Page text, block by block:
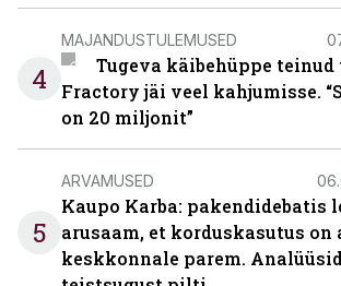
4
MAJANDUSTULEMUSED
Tugeva käibehüppe
Fractory jäi veel kahjumisse.
on 20 miljonit”
5
ARVAMUSED
Kaupo Karba: pakendidebatis
arusaam, et korduskasutus on
keskkonnale parem.